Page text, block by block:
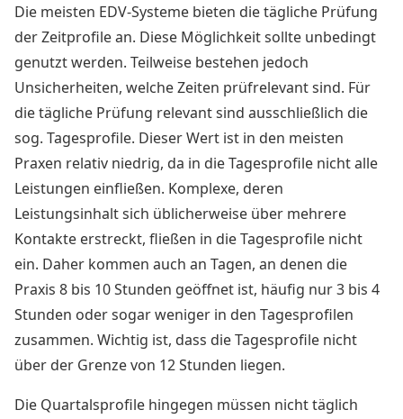
Die meisten EDV-Systeme bieten die tägliche Prüfung
der Zeitprofile an. Diese Möglichkeit sollte unbedingt
genutzt werden. Teilweise bestehen jedoch
Unsicherheiten, welche Zeiten prüfrelevant sind. Für
die tägliche Prüfung relevant sind ausschließlich die
sog. Tagesprofile. Dieser Wert ist in den meisten
Praxen relativ niedrig, da in die Tagesprofile nicht alle
Leistungen einfließen. Komplexe, deren
Leistungsinhalt sich üblicherweise über mehrere
Kontakte erstreckt, fließen in die Tagesprofile nicht
ein. Daher kommen auch an Tagen, an denen die
Praxis 8 bis 10 Stunden geöffnet ist, häufig nur 3 bis 4
Stunden oder sogar weniger in den Tagesprofilen
zusammen. Wichtig ist, dass die Tagesprofile nicht
über der Grenze von 12 Stunden liegen.
Die Quartalsprofile hingegen müssen nicht täglich